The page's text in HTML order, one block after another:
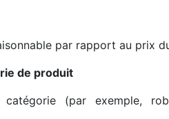
par rapport au prix
de produit
(par exemple,